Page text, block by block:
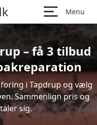
Menu
– få 3 tilbud
i Tapdrup og vælg
Sammenlign pris og
sig.